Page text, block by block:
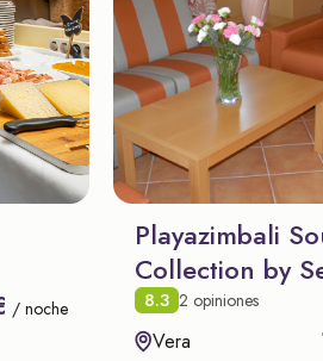
/ noche
Playazimbali
Collection by
8.3 2 opiniones
Vera